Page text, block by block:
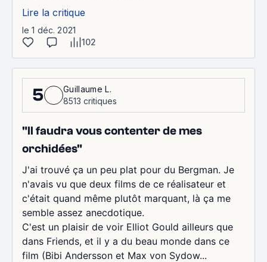
Lire la critique
le 1 déc. 2021
102
5
Guillaume L.
8513 critiques
"Il faudra vous contenter de mes
orchidées"
J'ai trouvé ça un peu plat pour du Bergman. Je
n'avais vu que deux films de ce réalisateur et
c'était quand même plutôt marquant, là ça me
semble assez anecdotique.
C'est un plaisir de voir Elliot Gould ailleurs que
dans Friends, et il y a du beau monde dans ce
film (Bibi Andersson et Max von Sydow...